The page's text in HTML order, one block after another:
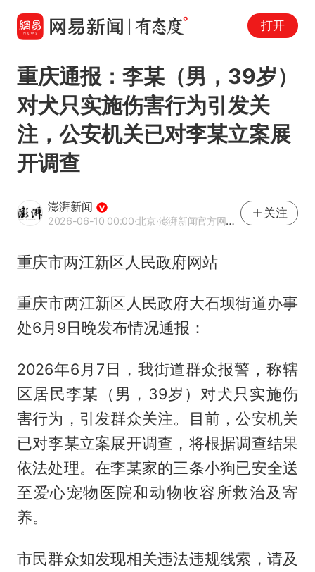
打开
重庆通报：李某（男，39岁）
对犬只实施伤害行为引发关
注，公安机关已对李某立案展
开调查
澎湃新闻
2026-06-10 00:00·北京·澎湃新闻官方网易号
关注
重庆市两江新区人民政府网站
重庆市两江新区人民政府大石坝街道办事
处6月9日晚发布情况通报：
2026年6月7日，我街道群众报警，称辖
区居民李某（男，39岁）对犬只实施伤
害行为，引发群众关注。目前，公安机关
已对李某立案展开调查，将根据调查结果
依法处理。在李某家的三条小狗已安全送
至爱心宠物医院和动物收容所救治及寄
养。
市民群众如发现相关违法违规线索，请及